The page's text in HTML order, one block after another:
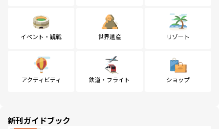
イベント・観戦 世界遺産 リゾート
アクティビティ 鉄道・フライト ショップ
新刊ガイドブック